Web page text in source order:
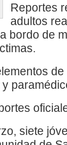
Reportes
adultos
bordo de
siete